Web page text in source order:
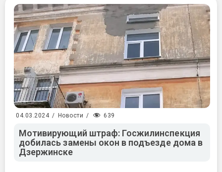
04.03.2024 / Новости / 639
Мотивирующий штраф: Госжилинспекция
добилась замены окон в подъезде дома в
Дзержинске